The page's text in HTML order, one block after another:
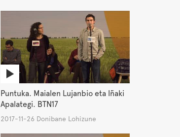
Puntuka. Maialen Lujanbio eta Iñaki
Apalategi. BTN17
2017-11-26 Donibane Lohizune